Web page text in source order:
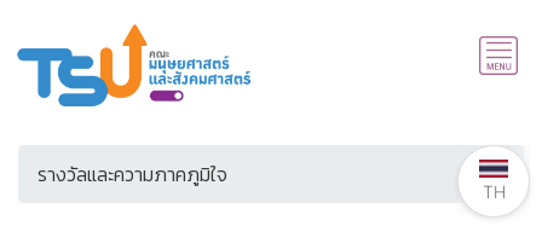
รางวัลและความภาคภูมิใจ
TH